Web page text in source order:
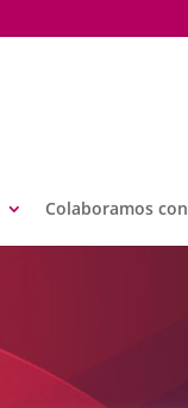
Colaboramos con